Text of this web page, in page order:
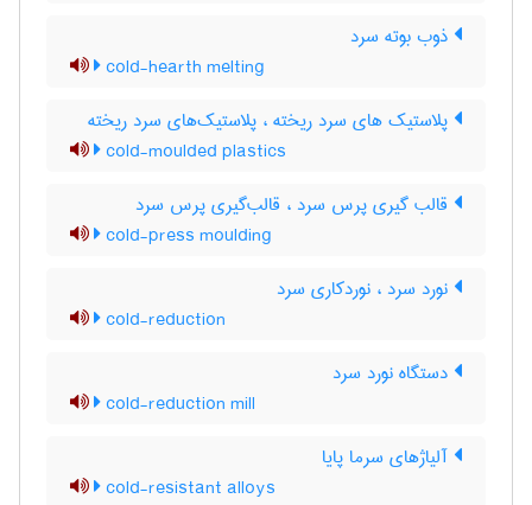
ذوب بوته سرد
cold-hearth melting
پلاستیک های سرد ریخته ، پلاستیک‌های سرد ریخته
cold-moulded plastics
قالب گیری پرس سرد ، قالب‌گیری پرس سرد
cold-press moulding
نورد سرد ، نوردکاری سرد
cold-reduction
دستگاه نورد سرد
cold-reduction mill
آلیاژهای سرما پایا
cold-resistant alloys